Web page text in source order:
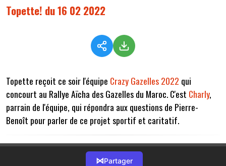
Topette! du 16 02 2022
Topette reçoit ce soir l'équipe Crazy Gazelles 2022 qui
concourt au Rallye Aïcha des Gazelles du Maroc. C'est Charly,
parrain de l'équipe, qui répondra aux questions de Pierre-
Benoît pour parler de ce projet sportif et caritatif.
⋈Partager